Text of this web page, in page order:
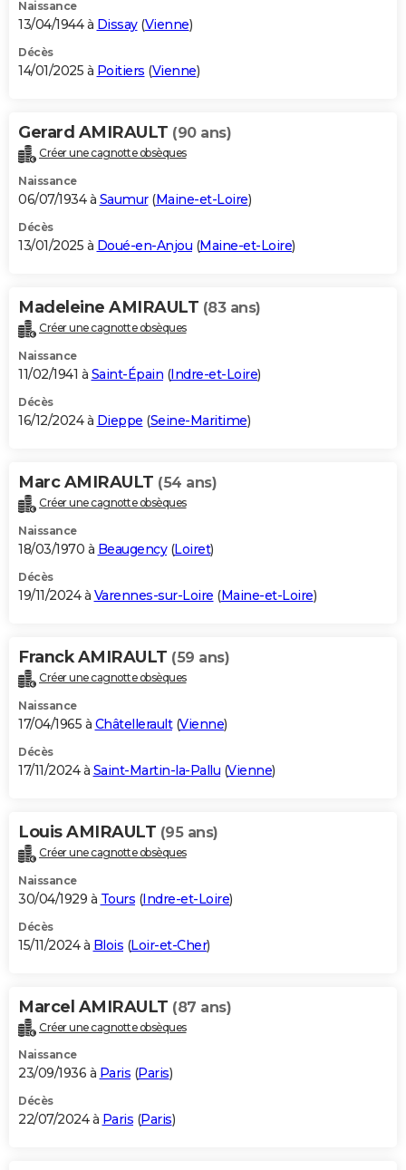
Naissance
13/04/1944 à Dissay(Vienne)
Décès
14/01/2025 à Poitiers (Vienne)
Gerard AMIRAULT (90 ans)
Créer une cagnotte obsèques
Naissance
06/07/1934 à Saumur(Maine-et-Loire)
Décès
13/01/2025 à Doué-en-Anjou (Maine-et-Loire)
Madeleine AMIRAULT (83 ans)
Créer une cagnotte obsèques
Naissance
11/02/1941 à Saint-Épain (Indre-et-Loire)
Décès
16/12/2024 à Dieppe (Seine-Maritime)
Marc AMIRAULT (54 ans)
Créer une cagnotte obsèques
Naissance
18/03/1970 à Beaugency(Loiret)
Décès
19/11/2024 à Varennes-sur-Loire (Maine-et-Loire)
Franck AMIRAULT (59 ans)
Créer une cagnotte obsèques
Naissance
17/04/1965 à Châtellerault(Vienne)
Décès
17/11/2024 à Saint-Martin-la-Pallu (Vienne)
Louis AMIRAULT (95 ans)
Créer une cagnotte obsèques
Naissance
30/04/1929 à Tours (Indre-et-Loire)
Décès
15/11/2024 à Blois (Loir-et-Cher)
Marcel AMIRAULT (87 ans)
Créer une cagnotte obsèques
Naissance
23/09/1936 à Paris (Paris)
Décès
22/07/2024 à Paris (Paris)